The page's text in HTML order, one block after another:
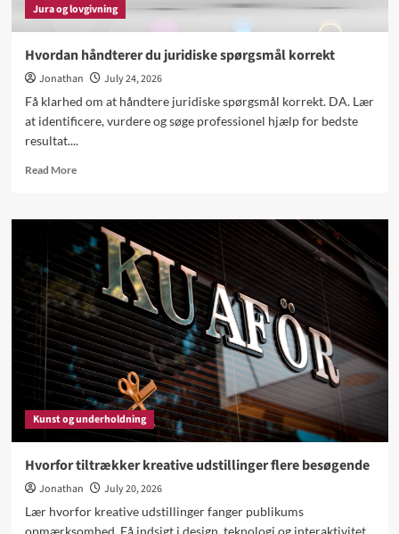
Jura og lovgivning
Hvordan håndterer du juridiske spørgsmål korrekt
Jonathan
July 24, 2026
Få klarhed om at håndtere juridiske spørgsmål korrekt. DA. Lær
at identificere, vurdere og søge professionel hjælp for bedste
resultat....
Read MoreRead
Hvordan
håndterer
du
juridiske
spørgsmål
korrekt
Kunst og underholdning
Hvorfor tiltrækker kreative udstillinger flere besøgende
Jonathan
July 20, 2026
Lær hvorfor kreative udstillinger fanger publikums
opmærksomhed. Få indsigt i design, teknologi og interaktivitet,